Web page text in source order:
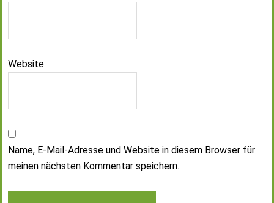
Website
Name, E-Mail-Adresse und Website in diesem Browser für
meinen nächsten Kommentar speichern.